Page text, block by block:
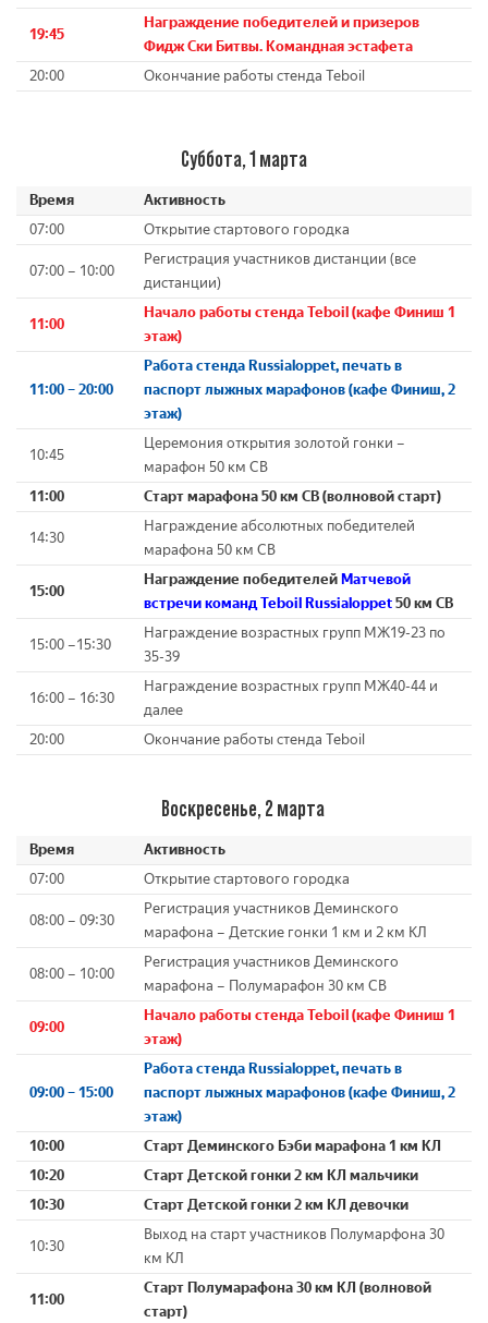
19:45
Награждение победителей и призеров
Фидж Ски Битвы. Командная эстафета
20:00
Окончание работы стенда Teboil
Суббота, 1 марта
Время
Активность
07:00
Открытие стартового городка
07:00 – 10:00
Регистрация участников дистанции (все
дистанции)
11:00
Начало работы стенда Teboil (кафе Финиш 1
этаж)
11:00 – 20:00
Работа стенда Russialoppet, печать в
паспорт лыжных марафонов (кафе Финиш, 2
этаж)
10:45
Церемония открытия золотой гонки –
марафон 50 км СВ
11:00
Старт марафона 50 км СВ (волновой старт)
14:30
Награждение абсолютных победителей
марафона 50 км СВ
15:00
Награждение победителей Матчевой
встречи команд Teboil Russialoppet 50 км СВ
15:00 –15:30
Награждение возрастных групп МЖ19-23 по
35-39
16:00 – 16:30
Награждение возрастных групп МЖ40-44 и
далее
20:00
Окончание работы стенда Teboil
Воскресенье, 2 марта
Время
Активность
07:00
Открытие стартового городка
08:00 – 09:30
Регистрация участников Деминского
марафона – Детские гонки 1 км и 2 км КЛ
08:00 – 10:00
Регистрация участников Деминского
марафона – Полумарафон 30 км СВ
09:00
Начало работы стенда Teboil (кафе Финиш 1
этаж)
09:00 – 15:00
Работа стенда Russialoppet, печать в
паспорт лыжных марафонов (кафе Финиш, 2
этаж)
10:00
Старт Деминского Бэби марафона 1 км КЛ
10:20
Старт Детской гонки 2 км КЛ мальчики
10:30
Старт Детской гонки 2 км КЛ девочки
10:30
Выход на старт участников Полумарфона 30
км КЛ
11:00
Старт Полумарафона 30 км КЛ (волновой
старт)